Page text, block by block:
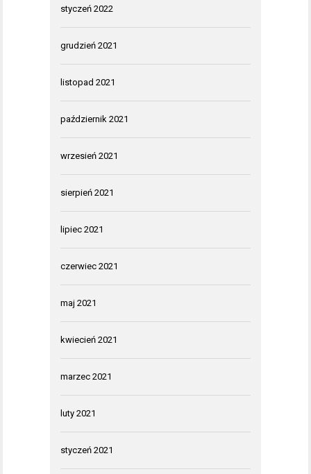
styczeń 2022
grudzień 2021
listopad 2021
październik 2021
wrzesień 2021
sierpień 2021
lipiec 2021
czerwiec 2021
maj 2021
kwiecień 2021
marzec 2021
luty 2021
styczeń 2021